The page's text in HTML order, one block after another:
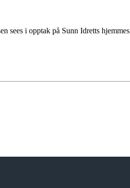
sees i opptak på Sunn Idretts